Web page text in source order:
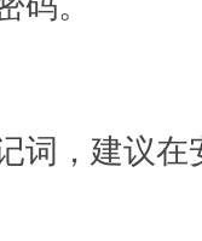
词，建议